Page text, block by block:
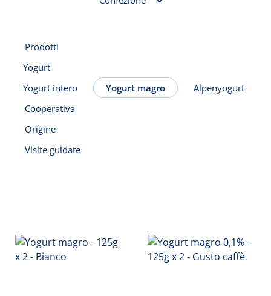
Prodotti
Yogurt
Yogurt intero
Yogurt magro
Alpenyogurt
Cooperativa
Origine
Visite guidate